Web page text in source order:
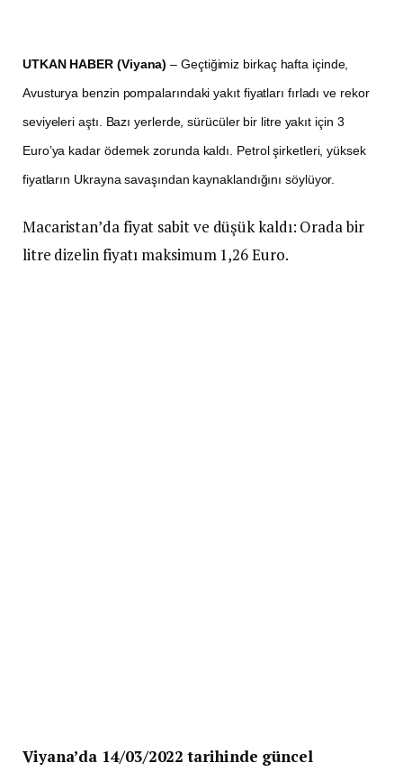
UTKAN HABER (Viyana)– Geçtiğimiz birkaç hafta içinde,
Avusturya benzin pompalarındaki yakıt fiyatları fırladı ve rekor
seviyeleri aştı. Bazı yerlerde, sürücüler bir litre yakıt için 3
Euro’ya kadar ödemek zorunda kaldı. Petrol şirketleri, yüksek
fiyatların Ukrayna savaşından kaynaklandığını söylüyor.
Macaristan’da fiyat sabit ve düşük kaldı: Orada bir
litre dizelin fiyatı maksimum 1,26 Euro.
Viyana’da 14/03/2022 tarihinde güncel